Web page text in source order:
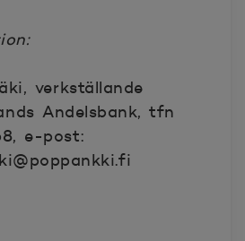
verkställande
Andelsbank, tfn
e-post: